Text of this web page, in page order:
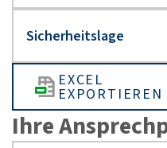
EXCEL
EXPORTIEREN
Ihre